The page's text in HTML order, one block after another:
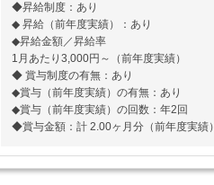
◆昇給制度：あり
◆ 昇給（前年度実績）：あり
◆昇給金額／昇給率
1月あたり3,000円～（前年度実績）
◆ 賞与制度の有無：あり
◆賞与（前年度実績）の有無：あり
◆賞与（前年度実績）の回数：年2回
◆賞与金額：計 2.00ヶ月分（前年度実績）